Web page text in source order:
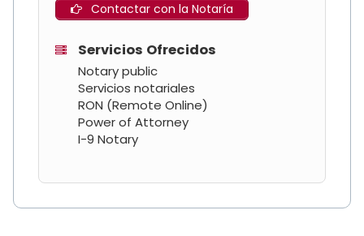
Contactar con la Notaría
Servicios Ofrecidos
Notary public
Servicios notariales
RON (Remote Online)
Power of Attorney
I-9 Notary